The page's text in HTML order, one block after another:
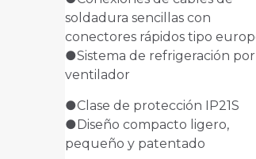
Nombre*
soldadura sencillas con
conectores rápidos tipo
●Sistema de refrigeración por
ventilador
●Clase de protección IP21S
●Diseño compacto ligero,
pequeño y patentado